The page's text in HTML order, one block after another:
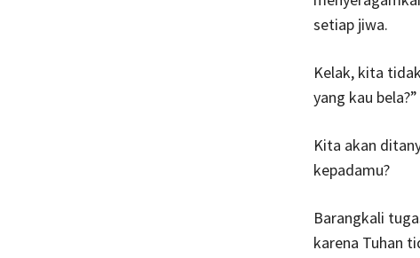
setiap jiwa.
Kelak, kita
yang kau bela?”
Kita akan
kepadamu?
Barangkali
karena Tuhan